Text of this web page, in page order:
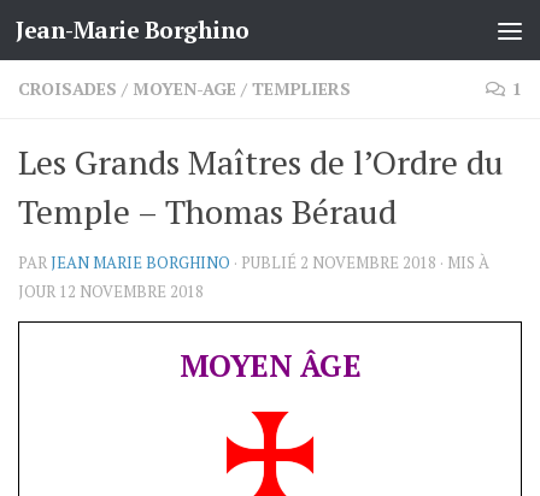
Skip to content
Jean-Marie Borghino
CROISADES / MOYEN-AGE / TEMPLIERS 1
Les Grands Maîtres de l’Ordre du
Temple – Thomas Béraud
PARJEAN MARIE BORGHINO · PUBLIÉ 2 NOVEMBRE 2018 · MIS À
JOUR 12 NOVEMBRE 2018
MOYEN ÂGE